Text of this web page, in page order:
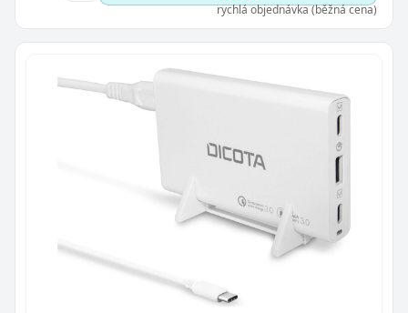
rychlá objednávka (běžná cena)